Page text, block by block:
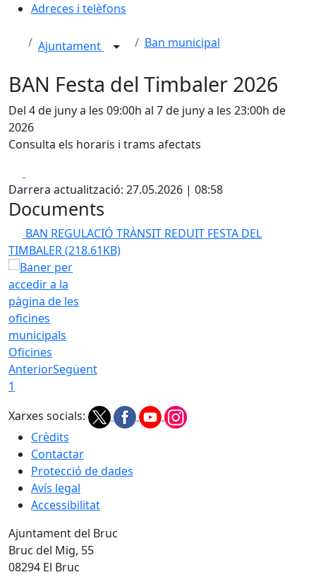
Adreces i telèfons
Ajuntament Ban municipal
BAN Festa del Timbaler 2026
Del 4 de juny a les 09:00h al 7 de juny a les 23:00h de
2026
Consulta els horaris i trams afectats
Darrera actualització: 27.05.2026 | 08:58
Documents
BAN REGULACIÓ TRÀNSIT REDUIT FESTA DEL
TIMBALER(218.61KB)
Oficines
AnteriorSegüent
1
Xarxes socials:
Crèdits
Contactar
Protecció de dades
Avís legal
Accessibilitat
Ajuntament del Bruc
Bruc del Mig, 55
08294 El Bruc